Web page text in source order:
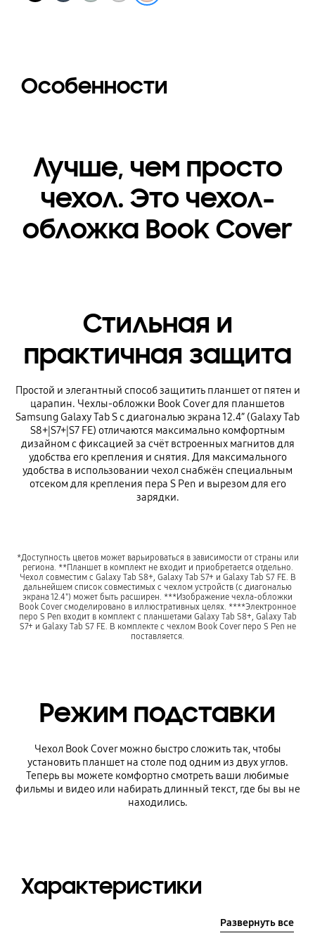
Особенности
Лучше, чем просто
чехол. Это чехол-
обложка Book Cover
Стильная и
практичная защита
Простой и элегантный способ защитить планшет от пятен и
царапин. Чехлы-обложки Book Cover для планшетов
Samsung Galaxy Tab S c диагональю экрана 12.4” (Galaxy Tab
S8+|S7+|S7 FE) отличаются максимально комфортным
дизайном с фиксацией за счёт встроенных магнитов для
удобства его крепления и снятия. Для максимального
удобства в использовании чехол снабжён специальным
отсеком для крепления пера S Pen и вырезом для его
зарядки.
*Доступность цветов может варьироваться в зависимости от страны или
региона. **Планшет в комплект не входит и приобретается отдельно.
Чехол совместим с Galaxy Tab S8+, Galaxy Tab S7+ и Galaxy Tab S7 FE. В
дальнейшем список совместимых с чехлом устройств (с диагональю
экрана 12.4") может быть расширен. ***Изображение чехла-обложки
Book Cover смоделировано в иллюстративных целях. ****Электронное
перо S Pen входит в комплект с планшетами Galaxy Tab S8+, Galaxy Tab
S7+ и Galaxy Tab S7 FE. В комплекте с чехлом Book Cover перо S Pen не
поставляется.
Режим подставки
Чехол Book Cover можно быстро сложить так, чтобы
установить планшет на столе под одним из двух углов.
Теперь вы можете комфортно смотреть ваши любимые
фильмы и видео или набирать длинный текст, где бы вы не
находились.
Характеристики
Развернуть все